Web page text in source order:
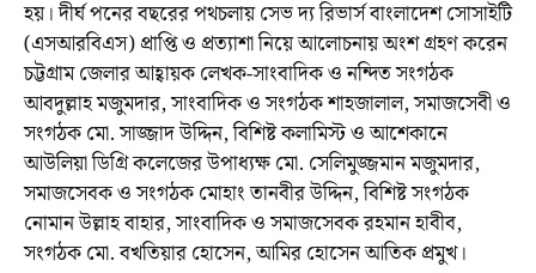
হয়। দীর্ঘ পনের বছরের পথচলায় সেভ দ্য রিভার্স বাংলাদেশ সোসাইটি
(এসআরবিএস) প্রাপ্তি ও প্রত্যাশা নিয়ে আলোচনায় অংশ গ্রহণ করেন
চট্টগ্রাম জেলার আহ্বায়ক লেখক-সাংবাদিক ও নন্দিত সংগঠক
আবদুল্লাহ মজুমদার, সাংবাদিক ও সংগঠক শাহজালাল, সমাজসেবী ও
সংগঠক মো. সাজ্জাদ উদ্দিন, বিশিষ্ট কলামিস্ট ও আশেকানে
আউলিয়া ডিগ্রি কলেজের উপাধ্যক্ষ মো. সেলিমুজ্জমান মজুমদার,
সমাজসেবক ও সংগঠক মোহাং তানবীর উদ্দিন, বিশিষ্ট সংগঠক
নোমান উল্লাহ বাহার, সাংবাদিক ও সমাজসেবক রহমান হাবীব,
সংগঠক মো. বখতিয়ার হোসেন, আমির হোসেন আতিক প্রমুখ।